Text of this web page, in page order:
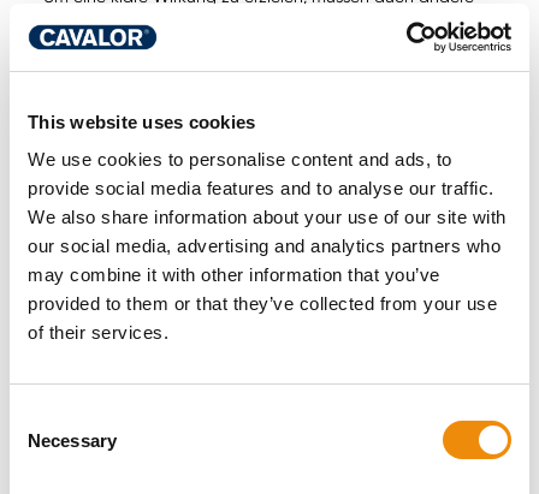
This website uses cookies
We use cookies to personalise content and ads, to
provide social media features and to analyse our traffic.
We also share information about your use of our site with
our social media, advertising and analytics partners who
may combine it with other information that you’ve
provided to them or that they’ve collected from your use
of their services.
Selection
Necessary
Vitamine, Mineralstoffe und Aminosäuren zugeführt
werden. Vitamin A ist zum Beispiel wichtig für die
Entwicklung des Horngewebes. Ein Mangel wird mit der
gebracht. Auch Vitamin E, D, K und verschiedene B-
Vitamine spielen eine Rolle im Stoffwechsel und bei der
Entwicklung des Hufs. Natürlich sind neben Vitaminen
auch Mineralstoffe wichtig. Kupfer hat einen Einfluss auf
die äußere Hufwand, ist zudem auch eine Komponente,
die dabei hilft, die Zellmembranen der Hufzellen zu
schützen und ist ein wichtiges Element bei der Bildung
von Keratin. Zink unterstützt den Aufbau und die
Regeneration von Gewebezellen im Huf und der
Hufprobleme verursachen können. Eine Überdosis Selen ist